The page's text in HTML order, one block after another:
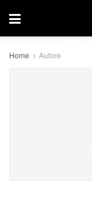
Home Autore